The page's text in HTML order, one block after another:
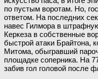
по пустым воротам. Но,
ответом. На последних
навес Гилмора в
Керкеза в собственные
быстрой атаки Брайтона,
Митома, обыгравший
площадке соперника. На
забив гол головой после